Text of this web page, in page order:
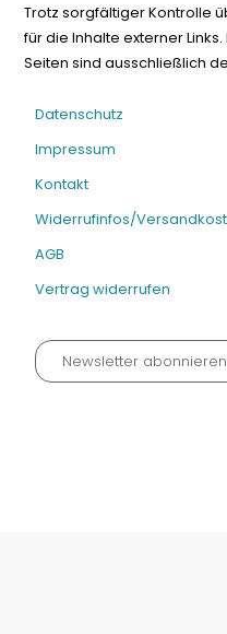
Trotz sorgfältiger Kontrolle
für die Inhalte externer
Seiten sind ausschließlich
Datenschutz
Impressum
Kontakt
Widerrufinfos/
AGB
Vertrag widerrufen
Newsletter abonnieren